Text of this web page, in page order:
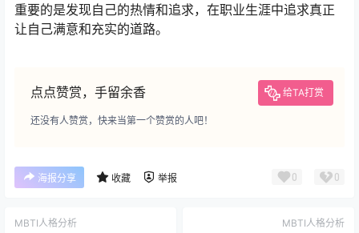
重要的是发现自己的热情和追求，在职业生涯中追求真正
让自己满意和充实的道路。
点点赞赏，手留余香 给TA打赏
还没有人赞赏，快来当第一个赞赏的人吧！
海报分享 收藏 举报 0 0
MBTI人格分析 MBTI人格分析